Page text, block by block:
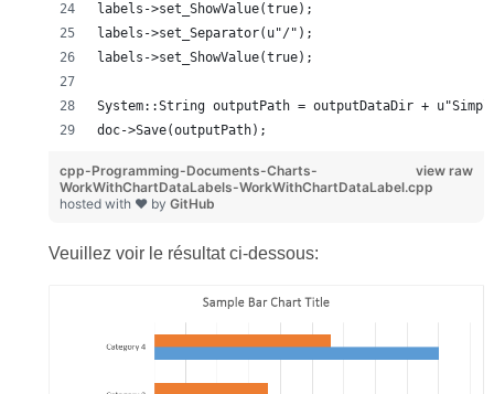
labels->set_ShowValue(true);
labels->set_Separator(u"/");
labels->set_ShowValue(true);
System::String outputPath = outputDataDir +
doc->Save(outputPath);
view raw
cpp-Programming-Documents-Charts-
WorkWithChartDataLabels-WorkWithChartDataLabel.cpp
hosted with ❤ by GitHub
Veuillez voir le résultat ci-dessous: